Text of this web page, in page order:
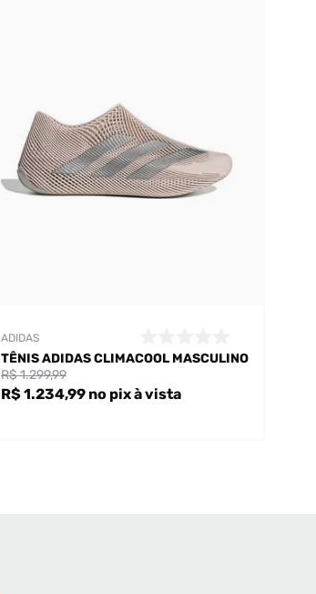
ADIDAS
TÊNIS ADIDAS CLIMACOOL MASCULINO
R$ 1.234,99 no pixà vista
R$ 1.299,99